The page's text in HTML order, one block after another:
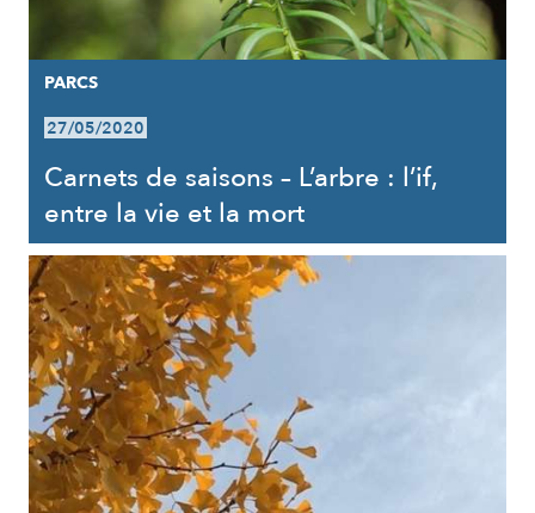
PARCS
27/05/2020
Carnets de saisons – L’arbre : l’if,
entre la vie et la mort